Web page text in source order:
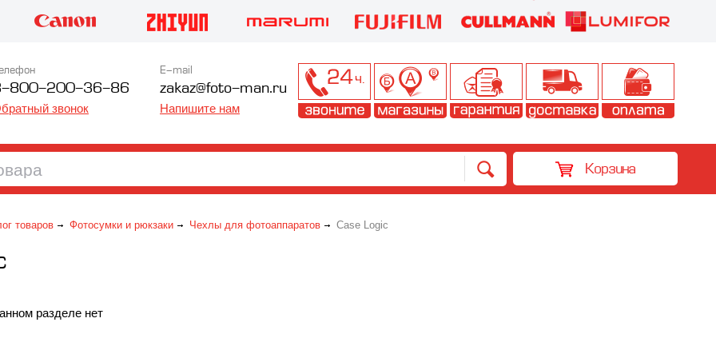
800-200-36-86
звонок
E-mail
zakaz@foto-man.ru
Напишите нам
Корзина
товаров Фотосумки и рюкзаки Чехлы для фотоаппаратов Case Logic
разделе нет